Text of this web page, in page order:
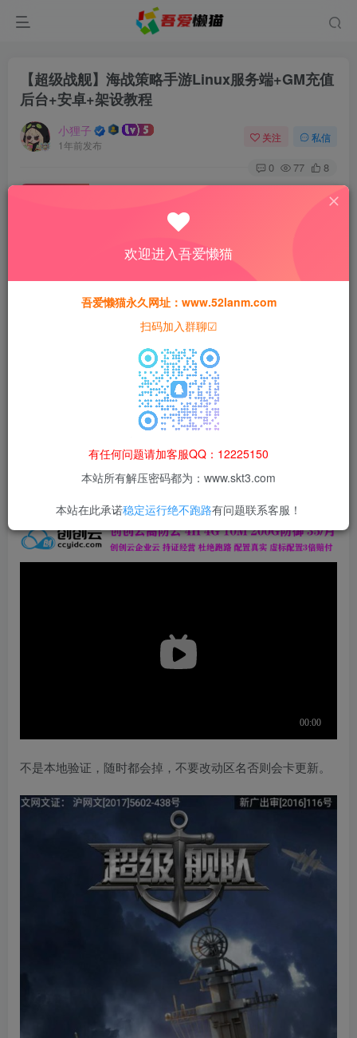
【超级战舰】海战策略手游Linux服务端+GM充值
后台+安卓+架设教程
小狸子
1年前发布
关注 私信
0 77 8
此内容为付费资源，请付费后查看
猫粮30
黄金会员猫粮15 钻石会员 免费
本站所有资源均为网络收集整理而来，仅供学习研究使用，请在下
载后24h内删除，谢谢合作！
本站资源仅用于学习交流，禁止商业运营与违法、侵权
果由使用者自行承担。
不是本地验证，随时都会掉，不要改动区名否则会卡更新。
欢迎进入吾爱懒猫
吾爱懒猫永久网址：www.52lanm.com
扫码加入群聊☑
有任何问题请加客服QQ：12225150
本站所有解压密码都为：www.skt3.com
本站在此承诺稳定运行绝不跑路有问题联系客服！